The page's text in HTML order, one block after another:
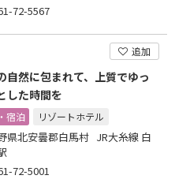
72-5567
追加
自然に包まれて、上質でゆっ
した時間を
宿泊 リゾートホテル
県北安曇郡白馬村 JR大糸線 白
72-5001